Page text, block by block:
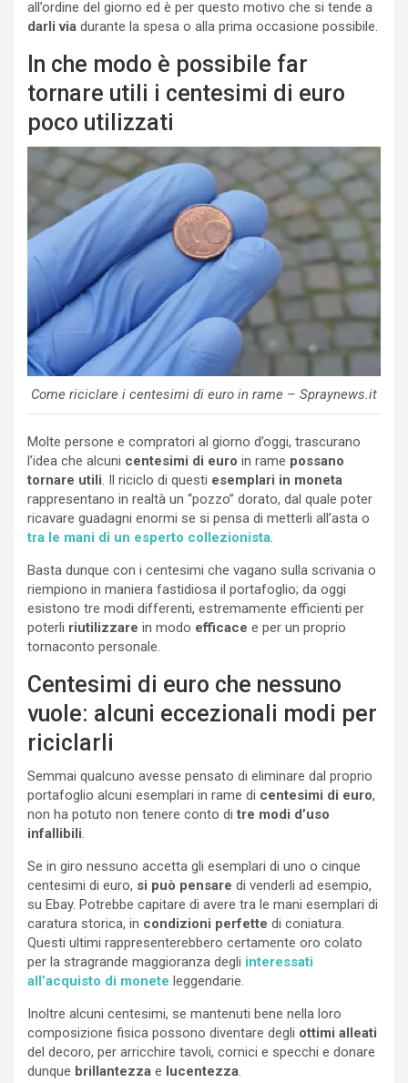
all’ordine del giorno ed è per questo motivo che si tende a
darli via durante la spesa o alla prima occasione possibile.
In che modo è possibile far
tornare utili i centesimi di euro
poco utilizzati
Come riciclare i centesimi di euro in rame – Spraynews.it
Molte persone e compratori al giorno d’oggi, trascurano
l’idea che alcuni centesimi di euro in rame possano
tornare utili. Il riciclo di questi esemplari in moneta
rappresentano in realtà un “pozzo” dorato, dal quale poter
ricavare guadagni enormi se si pensa di metterli all’asta o
tra le mani di un esperto collezionista.
Basta dunque con i centesimi che vagano sulla scrivania o
riempiono in maniera fastidiosa il portafoglio; da oggi
esistono tre modi differenti, estremamente efficienti per
poterli riutilizzare in modo efficace e per un proprio
tornaconto personale.
Centesimi di euro che nessuno
vuole: alcuni eccezionali modi per
riciclarli
Semmai qualcuno avesse pensato di eliminare dal proprio
portafoglio alcuni esemplari in rame di centesimi di euro,
non ha potuto non tenere conto ditre modi d’uso
infallibili.
Se in giro nessuno accetta gli esemplari di uno o cinque
centesimi di euro, si può pensare di venderli ad esempio,
su Ebay. Potrebbe capitare di avere tra le mani esemplari di
caratura storica, in condizioni perfette di coniatura.
Questi ultimi rappresenterebbero certamente oro colato
per la stragrande maggioranza degli interessati
all’acquisto di monete leggendarie.
Inoltre alcuni centesimi, se mantenuti bene nella loro
composizione fisica possono diventare degli ottimi alleati
del decoro, per arricchire tavoli, cornici e specchi e donare
dunque brillantezza e lucentezza.